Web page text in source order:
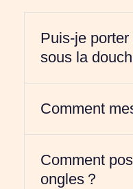
Puis-je
sous la
Comment
Comment
ongles？